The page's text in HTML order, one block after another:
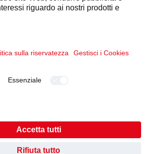
Condizioni d'uso
dei datiImpronta
QUELLO CHE STAVATE